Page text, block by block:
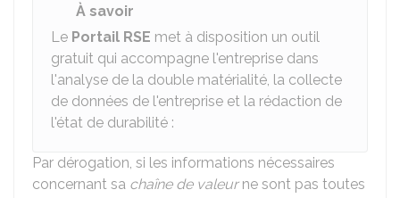
À savoir
Le Portail RSE met à disposition un outil
gratuit qui accompagne l'entreprise dans
l'analyse de la double matérialité, la collecte
de données de l'entreprise et la rédaction de
l'état de durabilité :
Par dérogation, si les informations nécessaires
concernant sa chaîne de valeurne sont pas toutes